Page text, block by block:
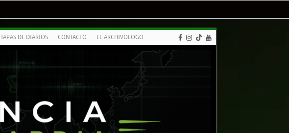
TAPAS DE DIARIOS CONTACTO EL ARCHIVOLOGO